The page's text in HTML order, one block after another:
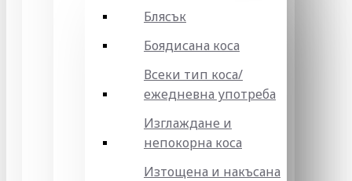
Блясък
Боядисана коса
Всеки тип коса/
ежедневна употреба
Изглаждане и
непокорна коса
Изтощена и накъсана